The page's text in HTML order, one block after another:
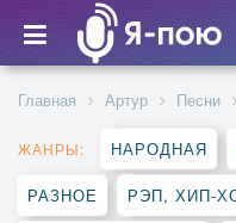
Главная Артур Песни
ЖАНРЫ: НАРОДНАЯ
РАЗНОЕ РЭП, ХИП-